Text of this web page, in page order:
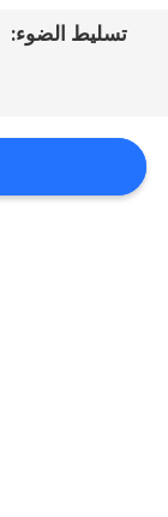
اتصل
أخبار
تسليط الضوء: